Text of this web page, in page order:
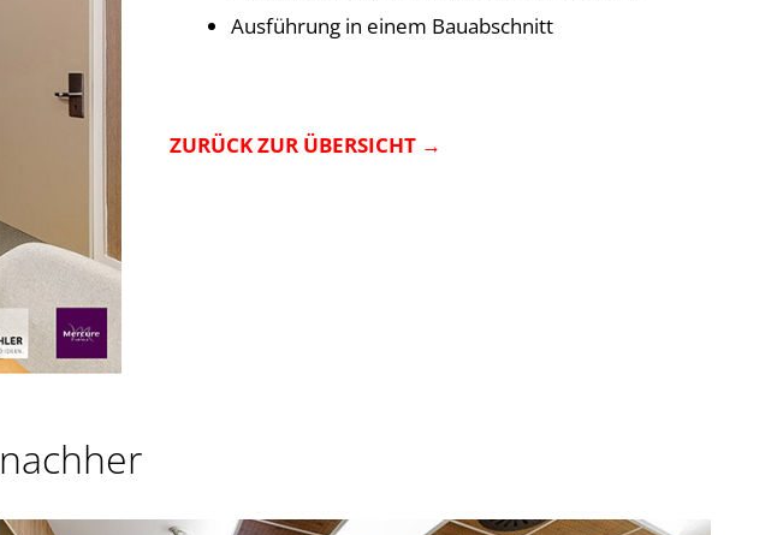
Ausführung in einem Bauabschnitt
ZURÜCK ZUR ÜBERSICHT
nachher